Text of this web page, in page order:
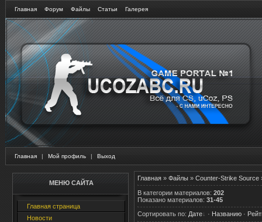
Главная Форум Файлы Статьи Галерея
Главная | Мой профиль | Выход
МЕНЮ САЙТА
Главная страница
Новости
Главная » Файлы » Counter-Strike Source
В категории материалов: 202
Показано материалов: 31-45
Сортировать по: Дате · Названию ·